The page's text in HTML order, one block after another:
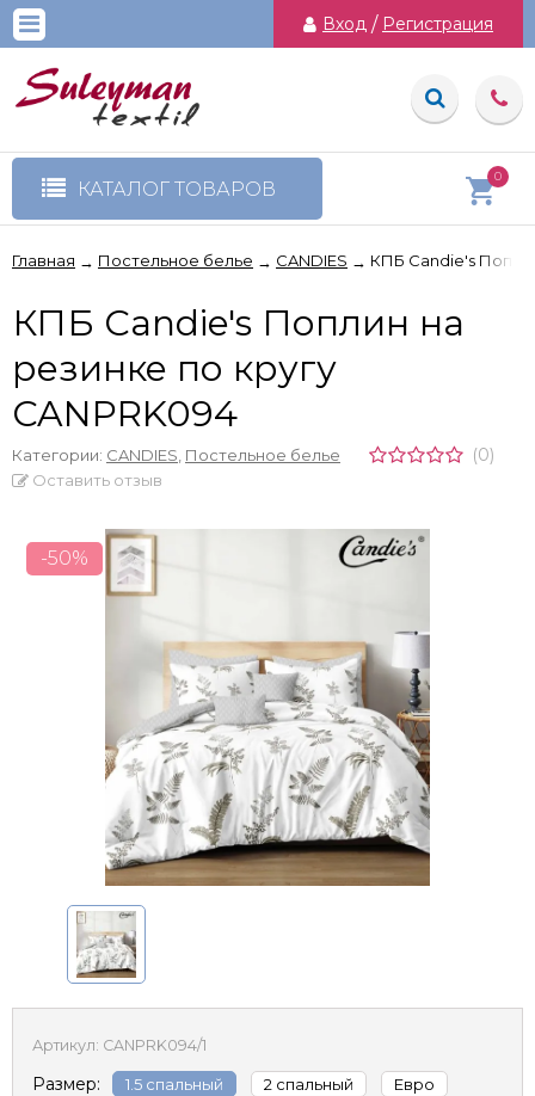
Вход / Регистрация
КАТАЛОГ ТОВАРОВ
0
Главная → Постельное белье → CANDIES → КПБ Candie's
КПБ Candie's Поплин на
резинке по кругу
CANPRK094
Категории: CANDIES Постельное белье (0)
Оставить отзыв
-50%
Артикул: CANPRK094/1
Размер: 1.5 спальный 2 спальный
Евро